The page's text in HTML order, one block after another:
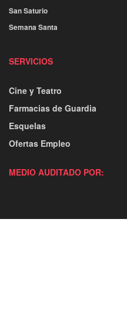
San Saturio
Semana Santa
SERVICIOS
Cine y Teatro
Farmacias de Guardia
Esquelas
Ofertas Empleo
MEDIO AUDITADO POR: